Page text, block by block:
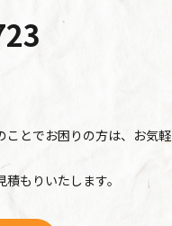
ことでお困りの方は、お気軽
もりいたします。